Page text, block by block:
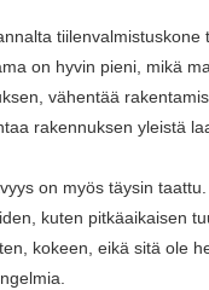
tiilenvalmistuskone
on hyvin pieni, mikä
vähentää
rakennuksen yleistä
on myös täysin
kuten pitkäaikaisen
kokeen, eikä sitä ole